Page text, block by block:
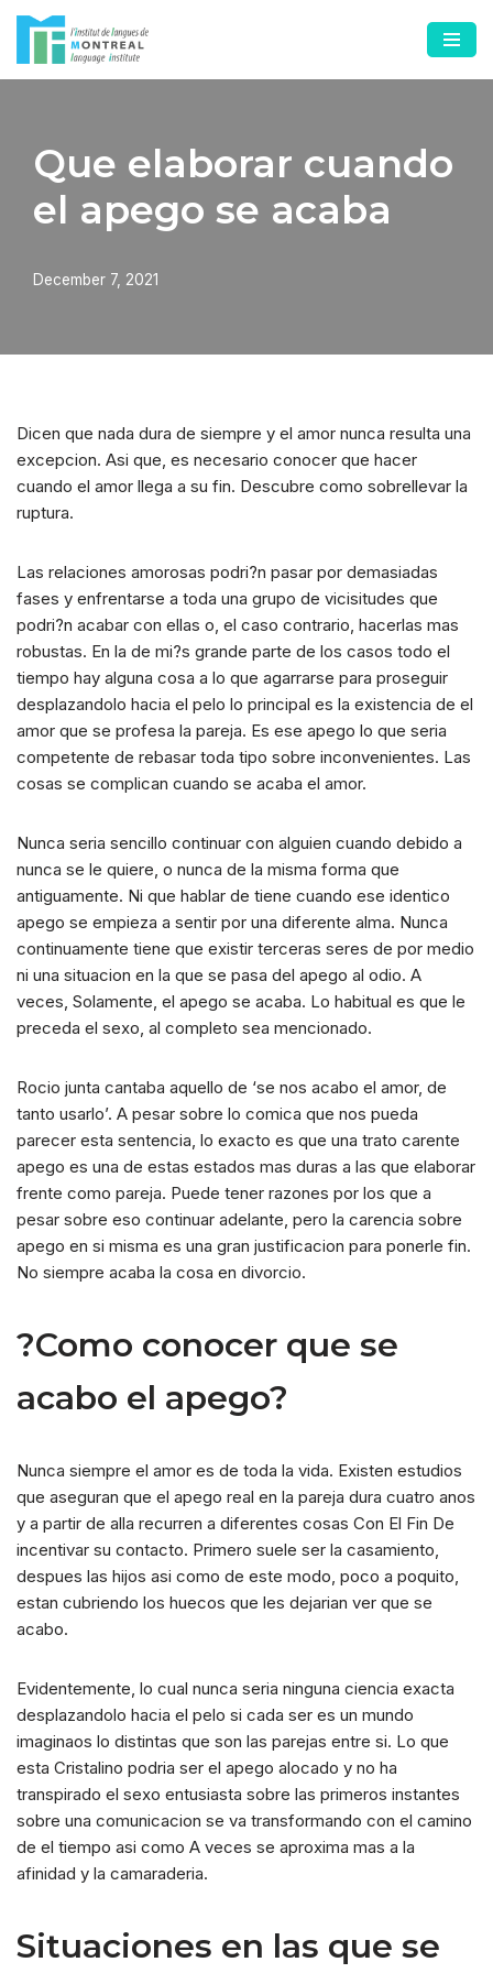
Skip
to
Que elaborar cuando
el apego se acaba
December 7, 2021
Dicen que nada dura de siempre y el amor nunca resulta una
excepcion. Asi que, es necesario conocer que hacer
cuando el amor llega a su fin. Descubre como sobrellevar la
ruptura.
Las relaciones amorosas podri?n pasar por demasiadas
fases y enfrentarse a toda una grupo de vicisitudes que
podri?n acabar con ellas o, el caso contrario, hacerlas mas
robustas. En la de mi?s grande parte de los casos todo el
tiempo hay alguna cosa a lo que agarrarse para proseguir
desplazandolo hacia el pelo lo principal es la existencia de el
amor que se profesa la pareja. Es ese apego lo que seri­a
competente de rebasar toda tipo sobre inconvenientes. Las
cosas se complican cuando se acaba el amor.
Nunca seri­a sencillo continuar con alguien cuando debido a
nunca se le quiere, o nunca de la misma forma que
antiguamente. Ni que hablar de tiene cuando ese identico
apego se empieza a sentir por una diferente alma. Nunca
continuamente tiene que existir terceras seres de por medio
ni una situacion en la que se pasa del apego al odio. A
veces, Solamente, el apego se acaba. Lo habitual es que le
preceda el sexo, al completo sea mencionado.
Rocio junta cantaba aquello de ‘se nos acabo el amor, de
tanto usarlo’. A pesar sobre lo comica que nos pueda
parecer esta sentencia, lo exacto es que una trato carente
apego es una de estas estados mas duras a las que elaborar
frente como pareja. Puede tener razones por los que a
pesar sobre eso continuar adelante, pero la carencia sobre
apego en si misma es una gran justificacion para ponerle fin.
No siempre acaba la cosa en divorcio.
?Como conocer que se
acabo el apego?
Nunca siempre el amor es de toda la vida. Existen estudios
que aseguran que el apego real en la pareja dura cuatro anos
y a partir de alla recurren a diferentes cosas Con El Fin De
incentivar su contacto. Primero suele ser la casamiento,
despues las hijos asi­ como de este modo, poco a poquito,
estan cubriendo los huecos que les dejarian ver que se
acabo.
Evidentemente, lo cual nunca seri­a ninguna ciencia exacta
desplazandolo hacia el pelo si cada ser es un mundo
imaginaos lo distintas que son las parejas entre si. Lo que
esta Cristalino podri­a ser el apego alocado y no ha
transpirado el sexo entusiasta sobre las primeros instantes
sobre una comunicacion se va transformando con el camino
de el tiempo asi­ como A veces se aproxima mas a la
afinidad y la camaraderia.
Situaciones en las que se